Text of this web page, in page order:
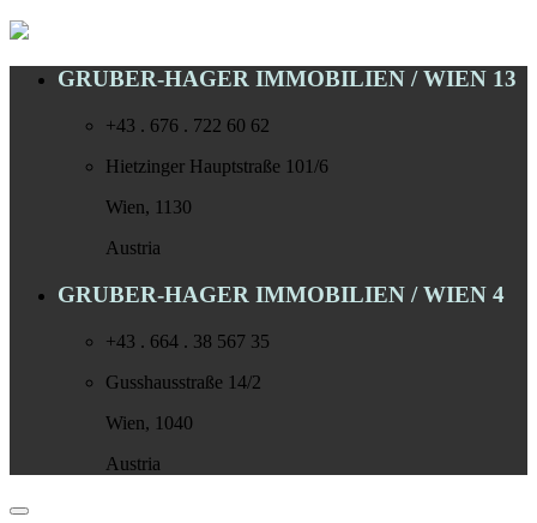
GRUBER-HAGER IMMOBILIEN / WIEN 13
+43 . 676 . 722 60 62
Hietzinger Hauptstraße 101/6
Wien, 1130
Austria
GRUBER-HAGER IMMOBILIEN / WIEN 4
+43 . 664 . 38 567 35
Gusshausstraße 14/2
Wien, 1040
Austria